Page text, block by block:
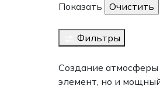
Показать
Фильтры
Создание
элемент, но и